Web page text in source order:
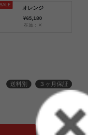
オレンジ
¥65,180
在庫：✕
送料別 ３ヶ月保証